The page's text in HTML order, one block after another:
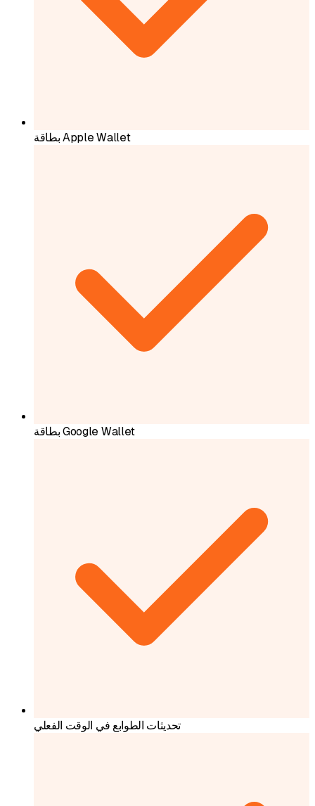
بطاقة Apple Wallet
بطاقة Google Wallet
تحديثات الطوابع في الوقت الفعلي